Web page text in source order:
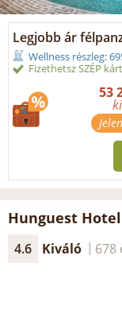
Legjobb ár
Wellness részleg:
Fizethetsz SZÉP
53
Hunguest
4.6 Kiváló 678